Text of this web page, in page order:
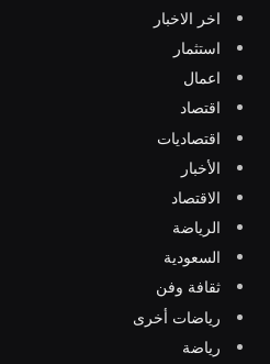
اخر الاخبار
استثمار
اعمال
اقتصاد
اقتصاديات
الأخبار
الاقتصاد
الرياضة
السعودية
ثقافة وفن
رياضات أخرى
رياضة